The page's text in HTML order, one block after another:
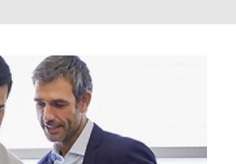
Kontakt
Impressum
Datenschutz